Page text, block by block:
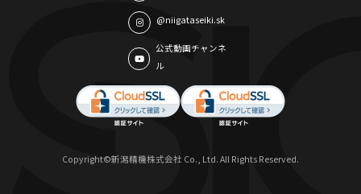
@niigataseiki.sk
公式動画チャンネ
ル
Copyright©新潟精機株式会社 Co., Ltd. All Rights Reserved.